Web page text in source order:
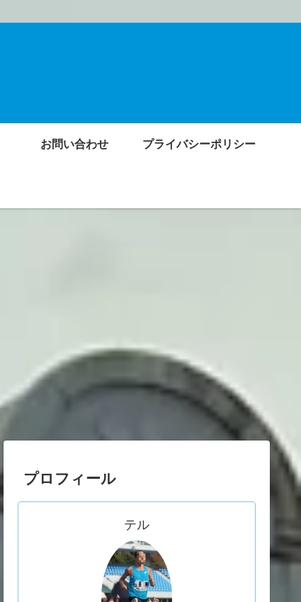
お問い合わせ プライバシーポリシー
プロフィール
テル